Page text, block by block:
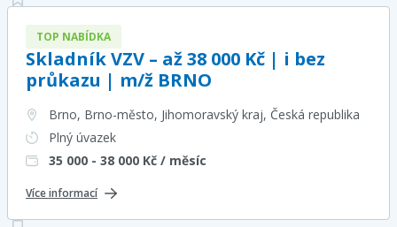
TOP NABÍDKA
Skladník VZV – až 38 000 Kč | i bez
průkazu | m/ž BRNO
Brno, Brno-město, Jihomoravský kraj, Česká republika
Plný úvazek
35 000 - 38 000 Kč / měsíc
Více informací